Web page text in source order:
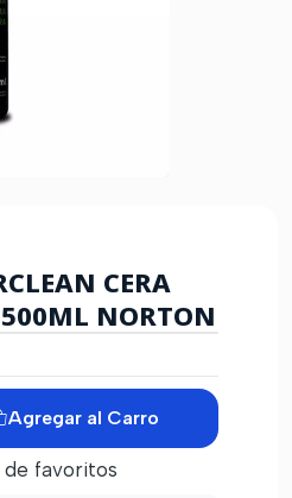
CERA
500ML NORTON
Agregar al Carro
de favoritos